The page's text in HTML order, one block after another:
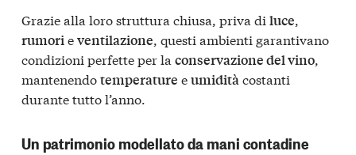
Grazie alla loro struttura chiusa, priva di luce,
rumorieventilazione, questi ambienti garantivano
condizioni perfette per la conservazione del vino,
mantenendotemperature eumiditàcostanti
durante tutto l’anno.
Un patrimonio modellato da mani contadine